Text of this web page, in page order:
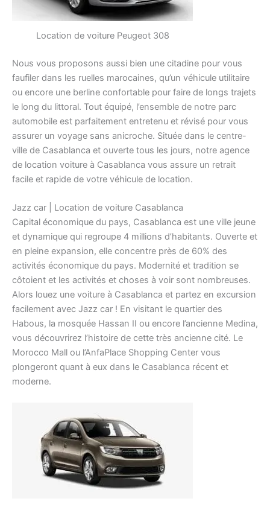
Location de voiture Peugeot 308
Nous vous proposons aussi bien une citadine pour vous
faufiler dans les ruelles marocaines, qu’un véhicule utilitaire
ou encore une berline confortable pour faire de longs trajets
le long du littoral. Tout équipé, l’ensemble de notre parc
automobile est parfaitement entretenu et révisé pour vous
assurer un voyage sans anicroche. Située dans le centre-
ville de Casablanca et ouverte tous les jours, notre agence
de location voiture à Casablanca vous assure un retrait
facile et rapide de votre véhicule de location.
Jazz car | Location de voiture Casablanca‎
Capital économique du pays, Casablanca est une ville jeune
et dynamique qui regroupe 4 millions d’habitants. Ouverte et
en pleine expansion, elle concentre près de 60% des
activités économique du pays. Modernité et tradition se
côtoient et les activités et choses à voir sont nombreuses.
Alors louez une voiture à Casablanca et partez en excursion
facilement avec Jazz car ! En visitant le quartier des
Habous, la mosquée Hassan II ou encore l’ancienne Medina,
vous découvrirez l’histoire de cette très ancienne cité. Le
Morocco Mall ou l’AnfaPlace Shopping Center vous
plongeront quant à eux dans le Casablanca récent et
moderne.